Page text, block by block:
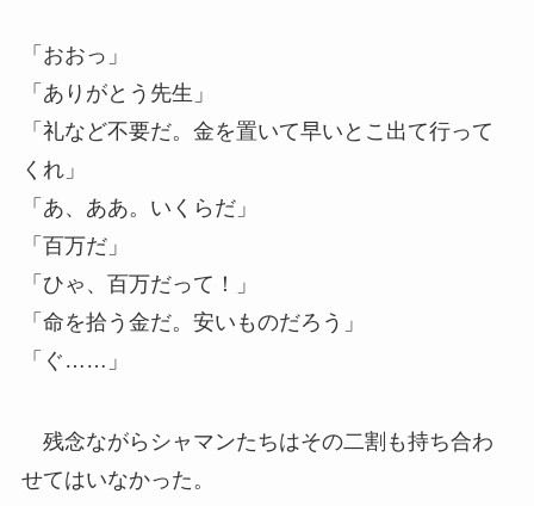
「おおっ」
「ありがとう先生」
「礼など不要だ。金を置いて早いとこ出て行って
くれ」
「あ、ああ。いくらだ」
「百万だ」
「ひゃ、百万だって！」
「命を拾う金だ。安いものだろう」
「ぐ……」
残念ながらシャマンたちはその二割も持ち合わ
せてはいなかった。